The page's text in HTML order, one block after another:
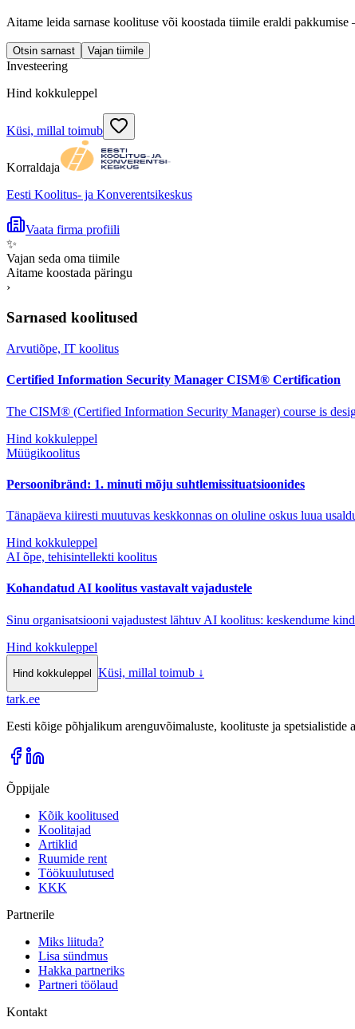
Aitame leida sarnase koolituse või koostada tiimile eraldi
Otsin sarnast Vajan tiimile
Investeering
Hind kokkuleppel
Küsi, millal toimub
Korraldaja
Eesti Koolitus- ja Konverentsikeskus
Vaata firma profiili
✨
Vajan seda oma tiimile
Aitame koostada päringu
›
Sarnased koolitused
Arvutiõpe, IT koolitus
Certified Information Security Manager CISM® Certification
The CISM® (Certified Information Security Manager) course is
Hind kokkuleppel
Müügikoolitus
Persoonibränd: 1. minuti mõju suhtlemissituatsioonides
Tänapäeva kiiresti muutuvas keskkonnas on oluline oskus luua
Hind kokkuleppel
AI õpe, tehisintellekti koolitus
Kohandatud AI koolitus vastavalt vajadustele
Sinu organisatsiooni vajadustest lähtuv AI koolitus: keskendume
Hind kokkuleppel
Hind kokkuleppel Küsi, millal toimub ↓
tark.ee
Eesti kõige põhjalikum arenguvõimaluste, koolituste ja spetsialistide
Õppijale
Kõik koolitused
Koolitajad
Artiklid
Ruumide rent
Töökuulutused
KKK
Partnerile
Miks liituda?
Lisa sündmus
Hakka partneriks
Partneri töölaud
Kontakt